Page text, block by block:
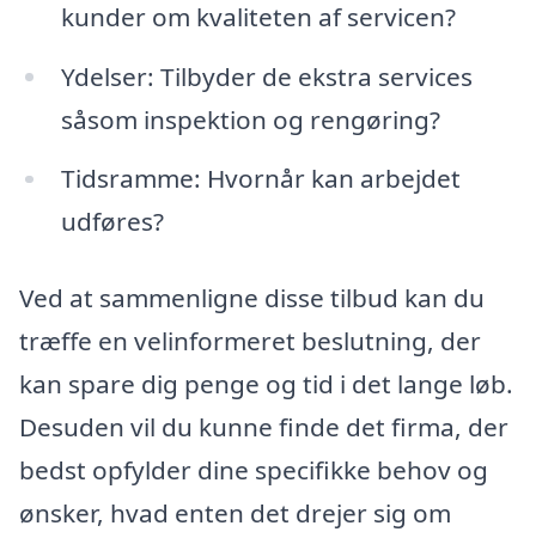
kunder om kvaliteten af servicen?
Ydelser: Tilbyder de ekstra services
såsom inspektion og rengøring?
Tidsramme: Hvornår kan arbejdet
udføres?
Ved at sammenligne disse tilbud kan du
træffe en velinformeret beslutning, der
kan spare dig penge og tid i det lange løb.
Desuden vil du kunne finde det firma, der
bedst opfylder dine specifikke behov og
ønsker, hvad enten det drejer sig om